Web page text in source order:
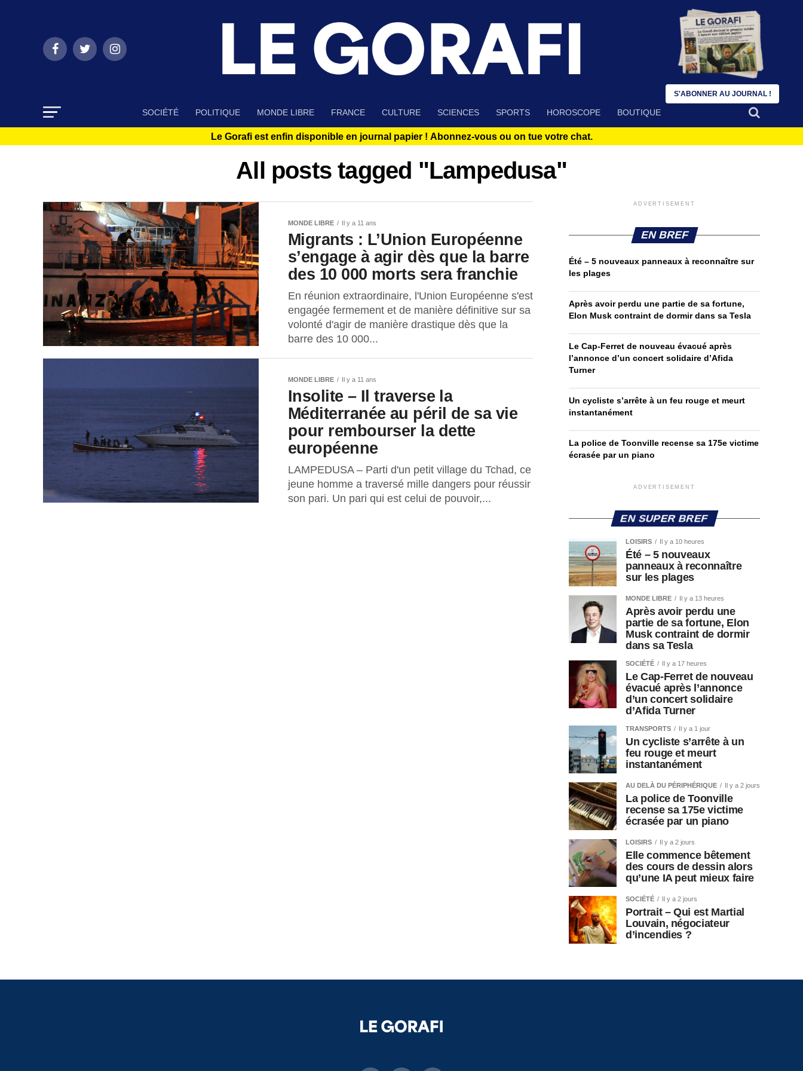
SOCIÉTÉ POLITIQUE MONDE LIBRE FRANCE CULTURE SCIENCES SPORTS HOROSCOPE BOUTIQUE
Le Gorafi est enfin disponible en journal papier ! Abonnez-vous ou on tue votre chat.
All posts tagged "Lampedusa"
MONDE LIBRE Il y a 11 ans
Migrants : L’Union Européenne
s’engage à agir dès que la barre
des 10 000 morts sera franchie
En réunion extraordinaire, l'Union Européenne s'est
engagée fermement et de manière définitive sur sa
volonté d'agir de manière drastique dès que la
barre des 10 000...
MONDE LIBRE Il y a 11 ans
Insolite – Il traverse la
Méditerranée au péril de sa vie
pour rembourser la dette
européenne
LAMPEDUSA – Parti d'un petit village du Tchad, ce
jeune homme a traversé mille dangers pour réussir
son pari. Un pari qui est celui de pouvoir,...
ADVERTISEMENT
EN BREF
Été – 5 nouveaux panneaux à reconnaître sur
les plages
Après avoir perdu une partie de sa fortune,
Elon Musk contraint de dormir dans sa Tesla
Le Cap-Ferret de nouveau évacué après
l’annonce d’un concert solidaire d’Afida
Turner
Un cycliste s’arrête à un feu rouge et meurt
instantanément
La police de Toonville recense sa 175e victime
écrasée par un piano
ADVERTISEMENT
EN SUPER BREF
LOISIRS Il y a 10 heures
Été – 5 nouveaux
panneaux à reconnaître
sur les plages
MONDE LIBRE Il y a 13 heures
Après avoir perdu une
partie de sa fortune, Elon
Musk contraint de dormir
dans sa Tesla
SOCIÉTÉ Il y a 17 heures
Le Cap-Ferret de nouveau
évacué après l’annonce
d’un concert solidaire
d’Afida Turner
TRANSPORTS Il y a 1 jour
Un cycliste s’arrête à un
feu rouge et meurt
instantanément
AU DELÀ DU PÉRIPHÉRIQUE Il y a 2 jours
La police de Toonville
recense sa 175e victime
écrasée par un piano
LOISIRS Il y a 2 jours
Elle commence bêtement
des cours de dessin alors
qu’une IA peut mieux faire
SOCIÉTÉ Il y a 2 jours
Portrait – Qui est Martial
Louvain, négociateur
d’incendies ?
S'ABONNER AU JOURNAL !